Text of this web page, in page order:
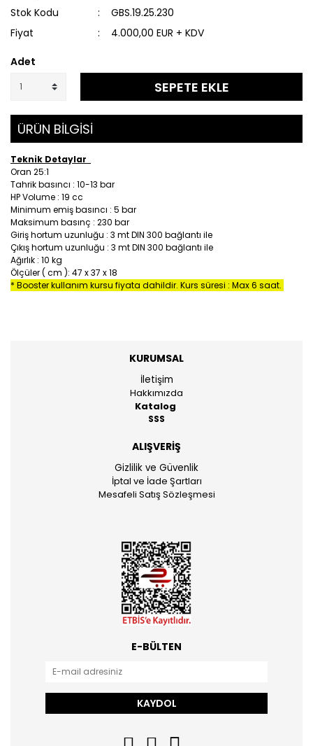
Stok Kodu
GBS.19.25.230
Fiyat
4.000,00 EUR + KDV
Adet
SEPETE EKLE
ÜRÜN BİLGİSİ
Teknik Detaylar
Oran 25:1
Tahrik basıncı : 10-13 bar
HP Volume : 19 cc
Minimum emiş basıncı : 5 bar
Maksimum basınç : 230 bar
Giriş hortum uzunluğu : 3 mt DIN 300 bağlantı ile
Çıkış hortum uzunluğu : 3 mt DIN 300 bağlantı ile
Ağırlık : 10 kg
Ölçüler ( cm ): 47 x 37 x 18
* Booster kullanım kursu fiyata dahildir. Kurs süresi : Max 6 saat.
KURUMSAL
İletişim
Hakkımızda
Katalog
SSS
ALIŞVERİŞ
Gizlilik ve Güvenlik
İptal ve İade Şartları
Mesafeli Satış Sözleşmesi
E-BÜLTEN
KAYDOL